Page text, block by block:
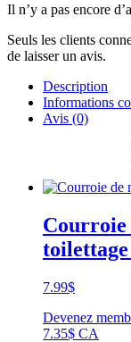
Il n’y a pas encore
Seuls les clients
de laisser un avis.
Description
Informations
Avis (0)
Courroie
toilettage
7.99$
Devenez
7.35$ CA